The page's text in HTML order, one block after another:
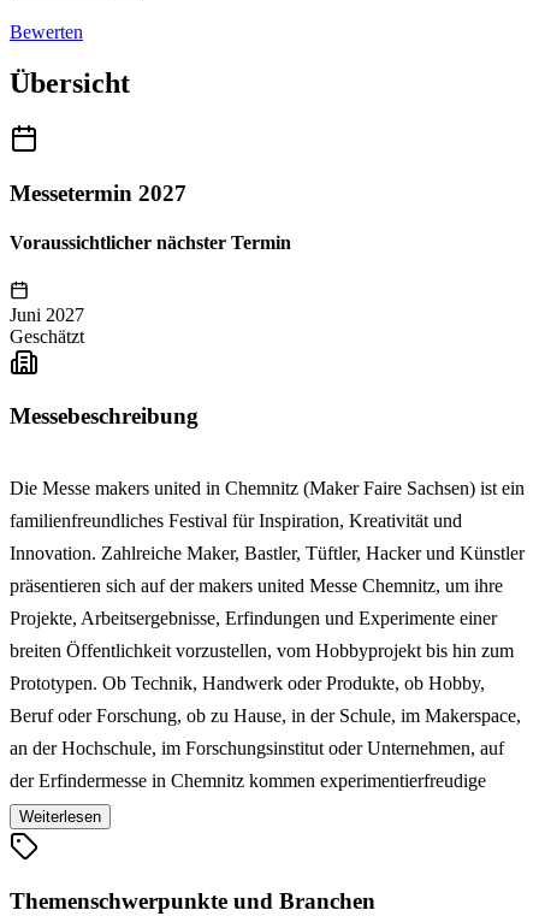
Bewerten
Übersicht
Messetermin 2027
Voraussichtlicher nächster Termin
Juni 2027
Geschätzt
Messebeschreibung
Die Messe makers united in Chemnitz (Maker Faire Sachsen) ist ein
familienfreundliches Festival für Inspiration, Kreativität und
Innovation. Zahlreiche Maker, Bastler, Tüftler, Hacker und Künstler
präsentieren sich auf der makers united Messe Chemnitz, um ihre
Projekte, Arbeitsergebnisse, Erfindungen und Experimente einer
breiten Öffentlichkeit vorzustellen, vom Hobbyprojekt bis hin zum
Prototypen. Ob Technik, Handwerk oder Produkte, ob Hobby,
Beruf oder Forschung, ob zu Hause, in der Schule, im Makerspace,
an der Hochschule, im Forschungsinstitut oder Unternehmen, auf
der Erfindermesse in Chemnitz kommen experimentierfreudige
Selbermacher, Kreativköpfe, Querdenker und Technikenthusiasten
zusammen, knüpfen Kontakte und tauschen sich aus. Im Mittelpunkt
Experimentieren, Lernen, Recyceln, Inspirieren und Spaß haben.
Weiterlesen
Themenschwerpunkte und Branchen